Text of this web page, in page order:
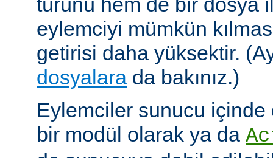
eylemciyi mümkün
getirisi daha yüksektir.
dosyalara da bakınız.)
Eylemciler sunucu
bir modül olarak ya da